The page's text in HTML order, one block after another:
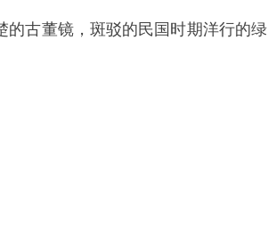
的古董镜，斑驳的民国时期洋行的绿